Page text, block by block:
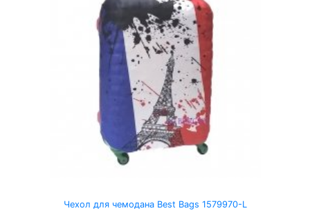
Чехол для чемодана Best Bags 1579970-L